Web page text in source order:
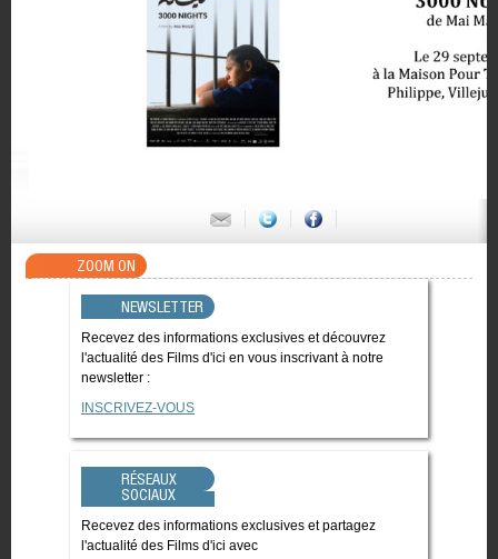
ZOOM ON
NEWSLETTER
Recevez des informations exclusives et découvrez
l'actualité des Films d'ici en vous inscrivant à notre
newsletter :
INSCRIVEZ-VOUS
RÉSEAUX
SOCIAUX
Recevez des informations exclusives et partagez
l'actualité des Films d'ici avec